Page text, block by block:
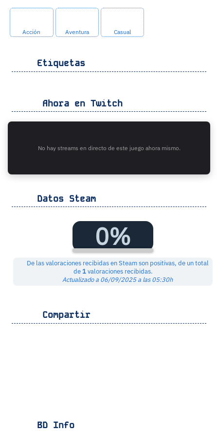
Acción Aventura Casual
Etiquetas
Ahora en Twitch
No hay streams en directo de este juego ahora mismo.
Datos Steam
0%
De las valoraciones recibidas en Steam son positivas, de un total
de1valoraciones recibidas.
Actualizado a 06/09/2025 a las 05:30h
Compartir
BD Info